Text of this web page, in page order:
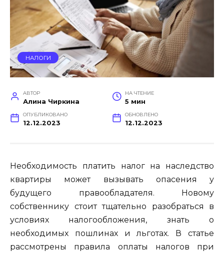
НАЛОГИ
АВТОР
Алина Чиркина
НА ЧТЕНИЕ
5 мин
ОПУБЛИКОВАНО
12.12.2023
ОБНОВЛЕНО
12.12.2023
Необходимость платить налог на наследство
квартиры может вызывать опасения у
будущего правообладателя. Новому
собственнику стоит тщательно разобраться в
условиях налогообложения, знать о
необходимых пошлинах и льготах. В статье
рассмотрены правила оплаты налогов при